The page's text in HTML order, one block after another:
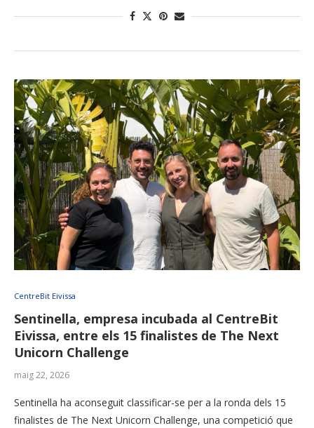
CentreBit Eivissa
Sentinella, empresa incubada al CentreBit
Eivissa, entre els 15 finalistes de The Next
Unicorn Challenge
maig 22, 2026
Sentinella ha aconseguit classificar-se per a la ronda dels 15
finalistes de The Next Unicorn Challenge, una competició que